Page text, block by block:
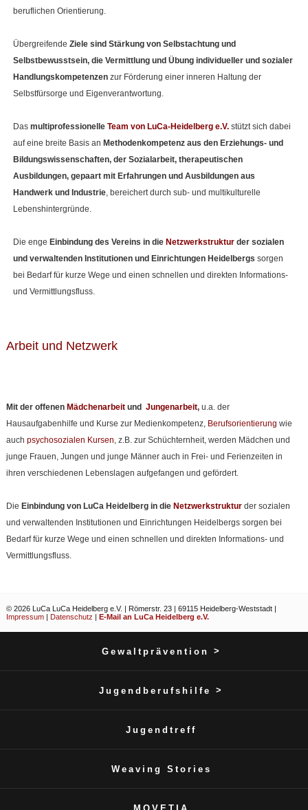
beruflichen Orientierung.
Übergreifende Ziele sind Stärkung von Selbstachtung und
Selbstbewusstsein, die Vermittlung und Übung individueller und sozialer
Handlungskompetenzenzur Förderung einer inneren Haltung der
Selbstfürsorge und Eigenverantwortung.
Das multiprofessionelle Team von LuCa-Heidelberg e.V. stützt sich dabei
auf eine breite Basis an Methodenkompetenz aus den Erziehungs- und
Bildungswissenschaften, der Sozialarbeit, therapeutischen
Ausbildungen, gepaart mit Erfahrungen und Ausbildungen aus
Handwerk und Industrie, bereichert durch sub- und multikulturelle
Lebenshintergründe.
Die enge Einbindung des Vereins in die Netzwerkstrukturder sozialen
und verwaltenden Institutionen und Einrichtungen Heidelbergs sorgen
bei Bedarf für kurze Wege und einen schnellen und direkten Informations-
und Vermittlungsfluss.
Arbeit und Netzwerk
Mit der offenen Mädchenarbeitund Jungenarbeit,u.a. der
Hausaufgabenhilfe und Kurse zur Medienkompetenz, Berufsorientierung wie
auch psychosozialen Kursen, z.B. zur Schüchternheit, werden Mädchen und
junge Frauen, Jungen und junge Männer auch in Frei- und Ferienzeiten in
ihren verschiedenen Lebenslagen aufgefangen und gefördert.
Die Einbindung von LuCa Heidelberg in die Netzwerkstruktur der sozialen
und verwaltenden Institutionen und Einrichtungen Heidelbergs sorgen bei
Bedarf für kurze Wege und einen schnellen und direkten Informations- und
Vermittlungsfluss.
© 2026 LuCa LuCa Heidelberg e.V. | Römerstr. 23 | 69115 Heidelberg-Weststadt |
Impressum| Datenschutz | E-Mail an LuCa Heidelberg e.V.
Gewaltprävention >
Jugendberufshilfe >
Jugendtreff
Weaving Stories